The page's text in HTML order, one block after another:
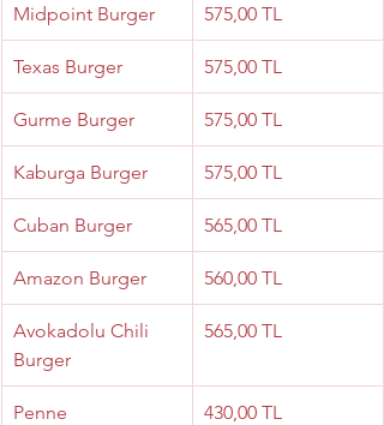
Midpoint Burger 575,00 TL
Texas Burger 575,00 TL
Gurme Burger 575,00 TL
Kaburga Burger 575,00 TL
Cuban Burger 565,00 TL
Amazon Burger 560,00 TL
Avokadolu Chili
Burger
565,00 TL
Penne
430,00 TL